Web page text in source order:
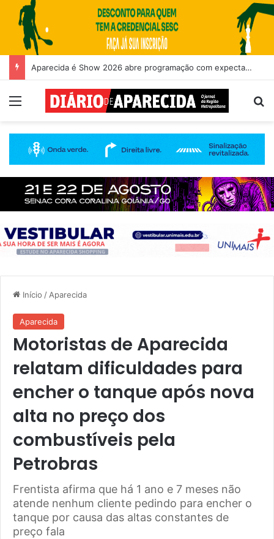
Aparecida é Show 2026 abre programação com expectativa de grande público nesta quinta-feira (6)
Menu
Início / Aparecida
Aparecida
Motoristas de Aparecida
relatam dificuldades para
encher o tanque após nova
alta no preço dos
combustíveis pela
Petrobras
Frentista afirma que há 1 ano e 7 meses não
atende nenhum cliente pedindo para encher o
tanque por causa das altas constantes de
preço fala